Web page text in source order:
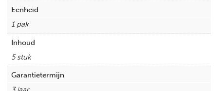
Eenheid
1 pak
Inhoud
5 stuk
Garantietermijn